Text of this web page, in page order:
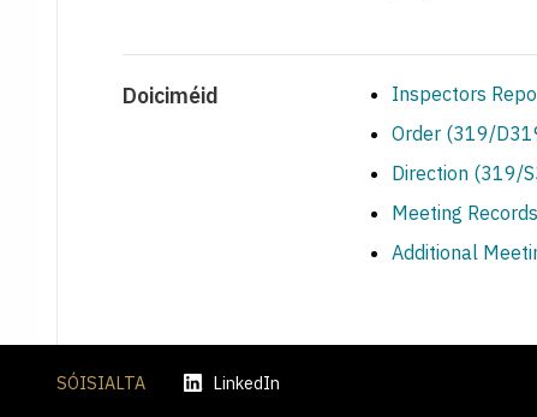
Doiciméid
Inspectors
Order (319/
Direction (319/
Meeting
Additional
SÓISIALTA LinkedIn